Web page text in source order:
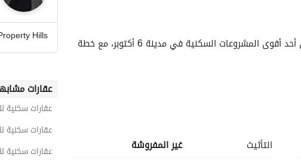
التأثيث
غير المفروشة
Hills
عقارات
عقارات سكنية
عقارات سكنية للبيع
عقارات سكنية